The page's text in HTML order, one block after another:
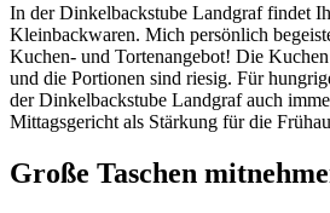
In der Dinkelbackstube Landgraf findet
Kleinbackwaren. Mich persönlich
Kuchen- und Tortenangebot! Die
und die Portionen sind riesig. Für
der Dinkelbackstube Landgraf auch
Mittagsgericht als Stärkung für die
Große Taschen